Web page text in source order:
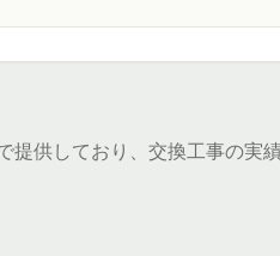
供しており、交換工事の実